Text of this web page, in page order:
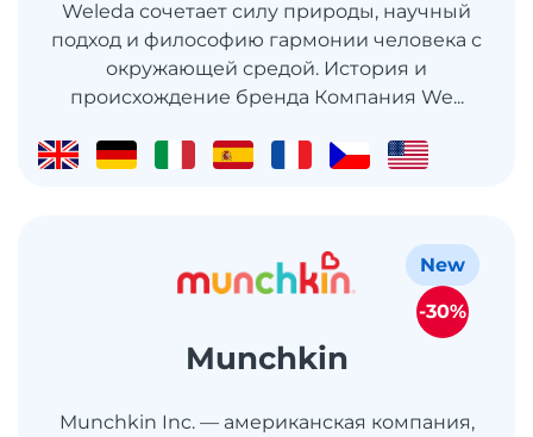
Weleda сочетает силу природы, научный
подход и философию гармонии человека с
окружающей средой. История и
происхождение бренда Компания We...
Munchkin
Munchkin Inc. — американская компания,
New
-30%